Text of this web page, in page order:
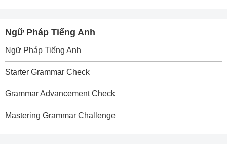
Ngữ Pháp Tiếng Anh
Ngữ Pháp Tiếng Anh
Starter Grammar Check
Grammar Advancement Check
Mastering Grammar Challenge